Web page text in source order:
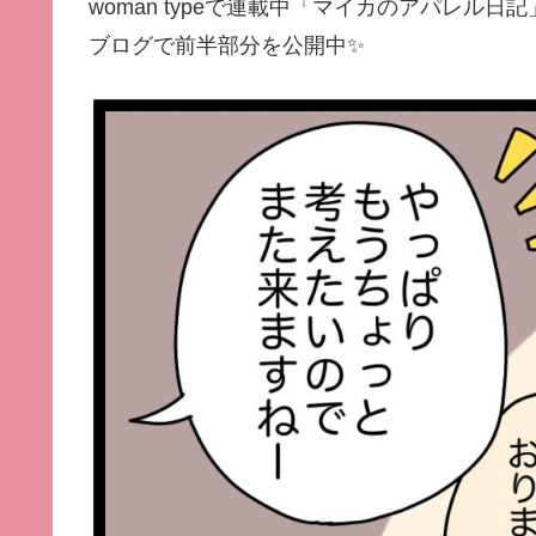
woman typeで連載中「 マイカのアパレル日記
ブログで前半部分を公開中✨